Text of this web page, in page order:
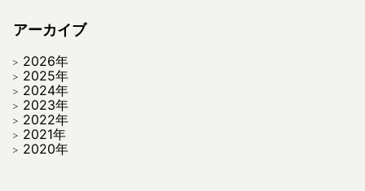
アーカイブ
2026年
2025年
2024年
2023年
2022年
2021年
2020年